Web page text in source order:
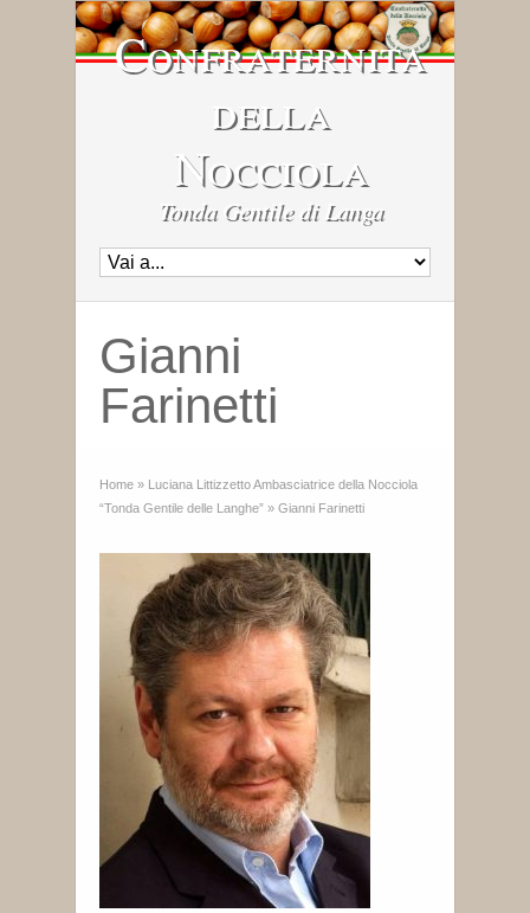
Confraternita
della
Nocciola
Tonda Gentile di Langa
Gianni
Farinetti
Home » Luciana Littizzetto Ambasciatrice della Nocciola
“Tonda Gentile delle Langhe” » Gianni Farinetti